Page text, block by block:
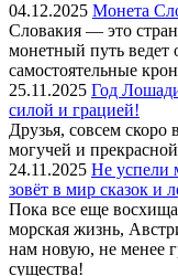
04.12.2025 Монета
Словакия — это
монетный путь ведет
самостоятельные
25.11.2025 Год
силой и грацией!
Друзья, совсем
могучей и
24.11.2025 Не успели
зовёт в мир сказок и
Пока все еще
морская жизнь,
нам новую, не менее
существа!